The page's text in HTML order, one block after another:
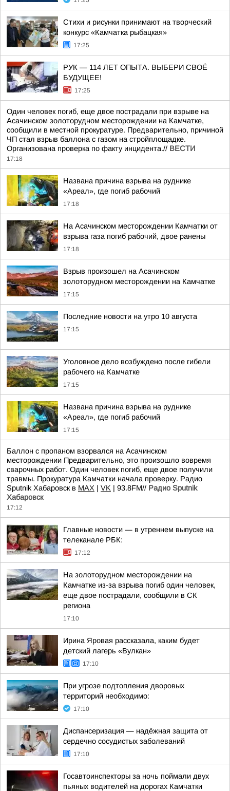
Стихи и рисунки принимают на творческий
конкурс «Камчатка рыбацкая»
17:25
РУК — 114 ЛЕТ ОПЫТА. ВЫБЕРИ СВОЁ
БУДУЩЕЕ!
17:25
Один человек погиб, еще двое пострадали при взрыве на
Асачинском золоторудном месторождении на Камчатке,
сообщили в местной прокуратуре. Предварительно, причиной
ЧП стал взрыв баллона с газом на стройплощадке.
Организована проверка по факту инцидента.// ВЕСТИ
17:18
Названа причина взрыва на руднике
«Ареал», где погиб рабочий
17:18
На Асачинском месторождении Камчатки от
взрыва газа погиб рабочий, двое ранены
17:18
Взрыв произошел на Асачинском
золоторудном месторождении на Камчатке
17:15
Последние новости на утро 10 августа
17:15
Уголовное дело возбуждено после гибели
рабочего на Камчатке
17:15
Названа причина взрыва на руднике
«Ареал», где погиб рабочий
17:15
Баллон с пропаном взорвался на Асачинском
месторождении Предварительно, это произошло вовремя
сварочных работ. Один человек погиб, еще двое получили
травмы. Прокуратура Камчатки начала проверку. Радио
Sputnik Хабаровск в MAX | VK | 93.8FM// Радио Sputnik
Хабаровск
17:12
Главные новости — в утреннем выпуске на
телеканале РБК:
17:12
На золоторудном месторождении на
Камчатке из-за взрыва погиб один человек,
еще двое пострадали, сообщили в СК
региона
17:10
Ирина Яровая рассказала, каким будет
детский лагерь «Вулкан»
17:10
При угрозе подтопления дворовых
территорий необходимо:
17:10
Диспансеризация — надёжная защита от
сердечно сосудистых заболеваний
17:10
Госавтоинспекторы за ночь поймали двух
пьяных водителей на дорогах Камчатки